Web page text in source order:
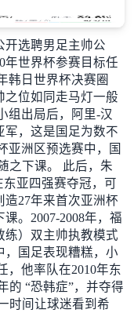
开选聘男足主帅公
年世界杯参赛目标任
韩日世界杯决赛圈
之位如同走马灯一般
组出局后，阿里-汉
军，这是国足为数不
亚洲区预选赛中，国
之下课。 此后，朱
东亚四强赛夺冠，可
造27年来首次亚洲杯
。2007-2008年，福
练）双主帅执教模式
，国足表现糟糕，小
，他率队在2010年东
的 “恐韩症”，并夺得
时间让球迷看到希